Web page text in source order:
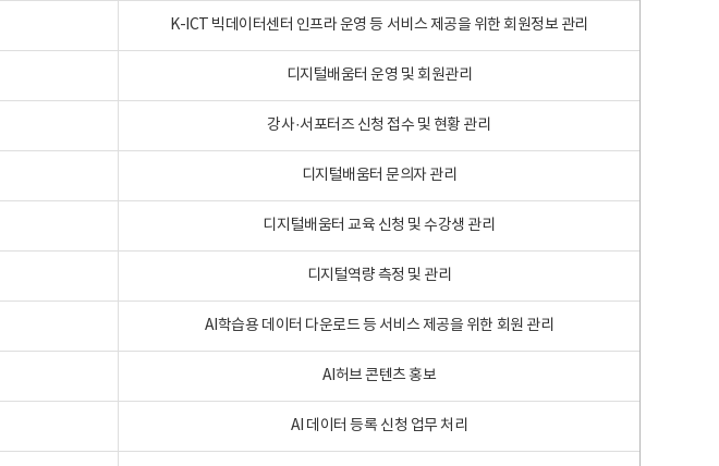
K-ICT 빅데이터센터 인프라 운영 등 서비스 제공을 위한 회원정보 관리
디지털배움터 운영 및 회원관리
강사·서포터즈 신청 접수 및 현황 관리
디지털배움터 문의자 관리
디지털배움터 교육 신청 및 수강생 관리
디지털역량 측정 및 관리
AI학습용 데이터 다운로드 등 서비스 제공을 위한 회원 관리
AI허브 콘텐츠 홍보
AI 데이터 등록 신청 업무 처리